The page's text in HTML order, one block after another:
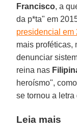
Francisco, a
da p*ta" em
presidencial em
mais proféticas,
denunciar
reina nas
heroísmo",
se tornou a
Leia mais